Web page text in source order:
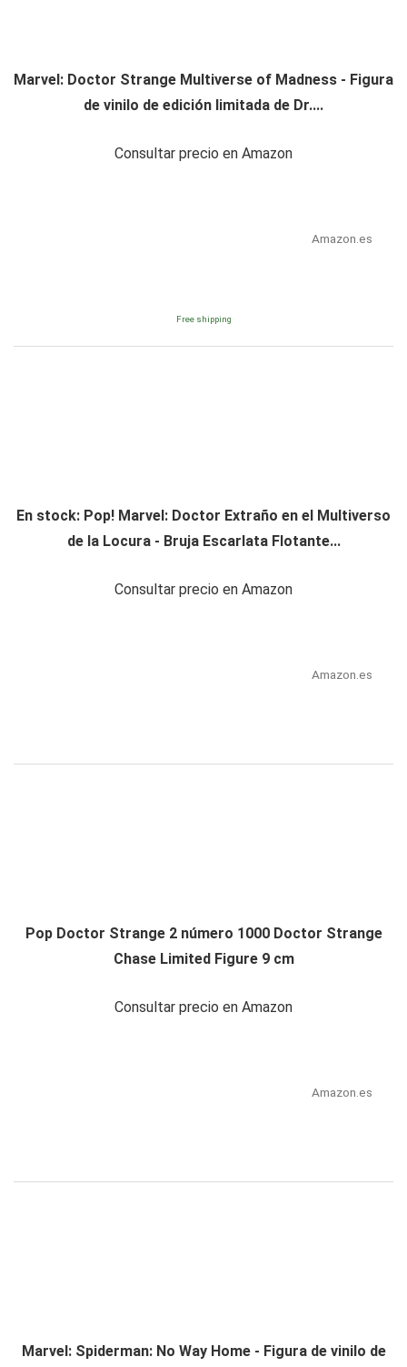
Marvel: Doctor Strange Multiverse of Madness - Figura
de vinilo de edición limitada de Dr....
Consultar precio en Amazon
Amazon.es
Free shipping
En stock: Pop! Marvel: Doctor Extraño en el Multiverso
de la Locura - Bruja Escarlata Flotante...
Consultar precio en Amazon
Amazon.es
Pop Doctor Strange 2 número 1000 Doctor Strange
Chase Limited Figure 9 cm
Consultar precio en Amazon
Amazon.es
Marvel: Spiderman: No Way Home - Figura de vinilo de